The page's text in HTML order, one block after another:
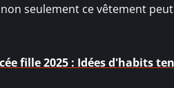
seulement ce vêtement
fille 2025 : Idées d'habits